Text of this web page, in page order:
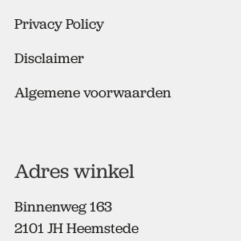
Privacy Policy
Disclaimer
Algemene voorwaarden
Adres winkel
Binnenweg 163
2101 JH Heemstede